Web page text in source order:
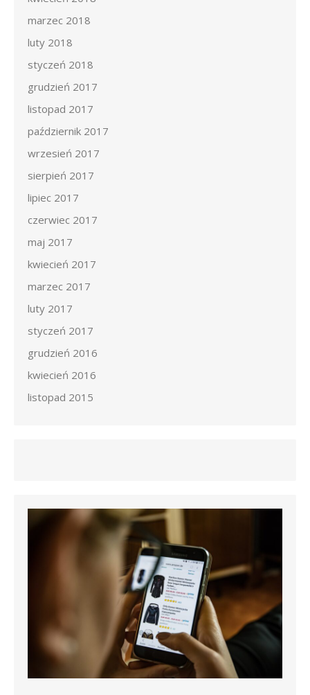
marzec 2018
luty 2018
styczeń 2018
grudzień 2017
listopad 2017
październik 2017
wrzesień 2017
sierpień 2017
lipiec 2017
czerwiec 2017
maj 2017
kwiecień 2017
marzec 2017
luty 2017
styczeń 2017
grudzień 2016
kwiecień 2016
listopad 2015